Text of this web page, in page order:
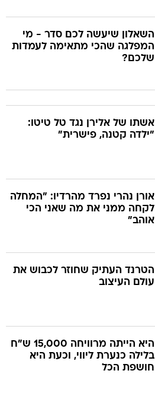
השאלון שיעשה לכם סדר - מי
המפלגה שהכי מתאימה לעמדות
שלכם?
אשתו של אלירן נגד טל טיטו:
"ילדה קטנה, פישרית"
אורן נהרי נפרד מהרדיו: "המחלה
לקחה ממני את מה שאני הכי
אוהב"
הטרנד העתיק שחוזר לכבוש את
עולם העיצוב
היא הייתה מרוויחה 15,000 ש"ח
בלילה כנערת ליווי, וכעת היא
חושפת הכל